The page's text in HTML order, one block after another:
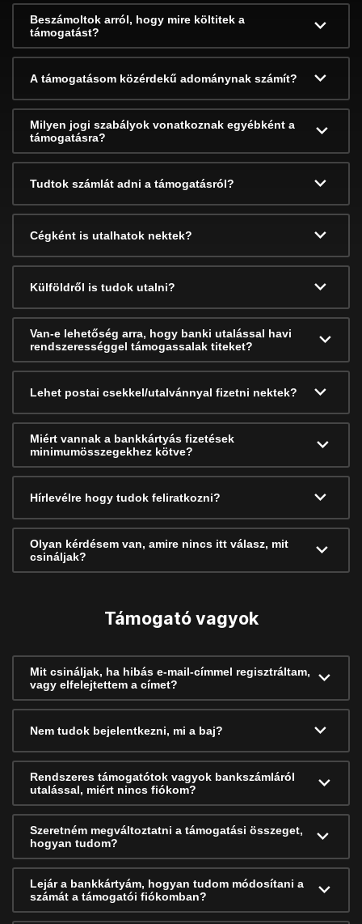
Beszámoltok arról, hogy mire költitek a
támogatást?
A támogatásom közérdekű adománynak számít?
Milyen jogi szabályok vonatkoznak egyébként a
támogatásra?
Tudtok számlát adni a támogatásról?
Cégként is utalhatok nektek?
Külföldről is tudok utalni?
Van-e lehetőség arra, hogy banki utalással havi
rendszerességgel támogassalak titeket?
Lehet postai csekkel/utalvánnyal fizetni nektek?
Miért vannak a bankkártyás fizetések
minimumösszegekhez kötve?
Hírlevélre hogy tudok feliratkozni?
Olyan kérdésem van, amire nincs itt válasz, mit
csináljak?
Támogató vagyok
Mit csináljak, ha hibás e-mail-címmel regisztráltam,
vagy elfelejtettem a címet?
Nem tudok bejelentkezni, mi a baj?
Rendszeres támogatótok vagyok bankszámláról
utalással, miért nincs fiókom?
Szeretném megváltoztatni a támogatási összeget,
hogyan tudom?
Lejár a bankkártyám, hogyan tudom módosítani a
számát a támogatói fiókomban?